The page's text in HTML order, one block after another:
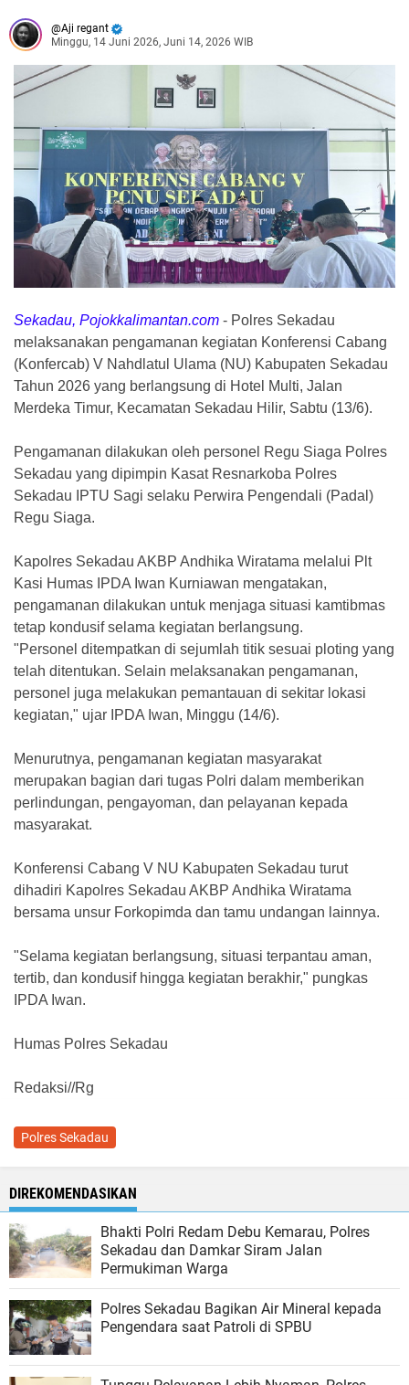
Aji regant
Minggu, 14 Juni 2026, Juni 14, 2026 WIB
Sekadau, Pojokkalimantan.com - Polres Sekadau
melaksanakan pengamanan kegiatan Konferensi Cabang
(Konfercab) V Nahdlatul Ulama (NU) Kabupaten Sekadau
Tahun 2026 yang berlangsung di Hotel Multi, Jalan
Merdeka Timur, Kecamatan Sekadau Hilir, Sabtu (13/6).
Pengamanan dilakukan oleh personel Regu Siaga Polres
Sekadau yang dipimpin Kasat Resnarkoba Polres
Sekadau IPTU Sagi selaku Perwira Pengendali (Padal)
Regu Siaga.
Kapolres Sekadau AKBP Andhika Wiratama melalui Plt
Kasi Humas IPDA Iwan Kurniawan mengatakan,
pengamanan dilakukan untuk menjaga situasi kamtibmas
tetap kondusif selama kegiatan berlangsung.
"Personel ditempatkan di sejumlah titik sesuai ploting yang
telah ditentukan. Selain melaksanakan pengamanan,
personel juga melakukan pemantauan di sekitar lokasi
kegiatan," ujar IPDA Iwan, Minggu (14/6).
Menurutnya, pengamanan kegiatan masyarakat
merupakan bagian dari tugas Polri dalam memberikan
perlindungan, pengayoman, dan pelayanan kepada
masyarakat.
Konferensi Cabang V NU Kabupaten Sekadau turut
dihadiri Kapolres Sekadau AKBP Andhika Wiratama
bersama unsur Forkopimda dan tamu undangan lainnya.
"Selama kegiatan berlangsung, situasi terpantau aman,
tertib, dan kondusif hingga kegiatan berakhir," pungkas
IPDA Iwan.
Humas Polres Sekadau
Redaksi//Rg
Polres Sekadau
DIREKOMENDASIKAN
Bhakti Polri Redam Debu Kemarau, Polres
Sekadau dan Damkar Siram Jalan
Permukiman Warga
Polres Sekadau Bagikan Air Mineral kepada
Pengendara saat Patroli di SPBU